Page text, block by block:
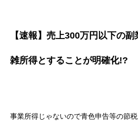
【速報】売上300万円以下の副
雑所得とすることが明確化!?
事業所得じゃないので青色申告等の節税